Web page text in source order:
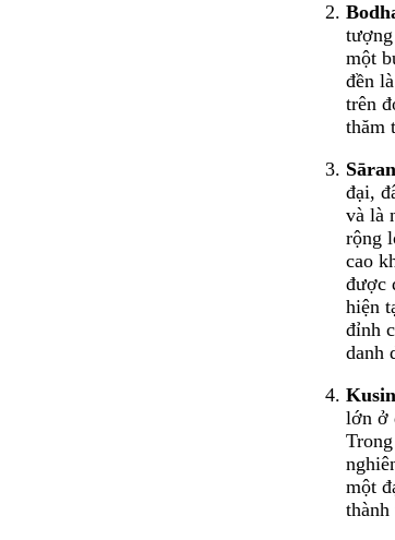
một
đền
trên
thăm
đại,
và là
rộng
cao
được
hiện
đỉnh
danh
lớn ở
một
thành